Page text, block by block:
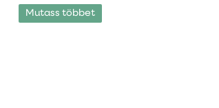
Kompakt növekedésű: kb. 100 cm
Mutass többet